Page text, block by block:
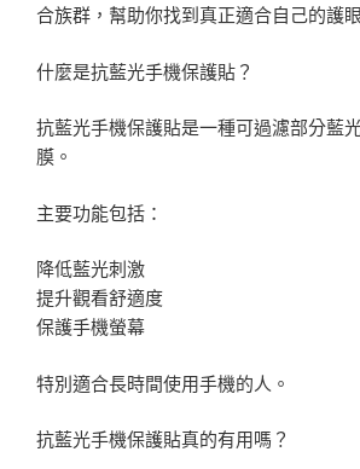
合族群，幫助你找到真正適合自己的護
什麼是抗藍光手機保護貼？
抗藍光手機保護貼是一種可過濾部分藍
膜。
主要功能包括：
降低藍光刺激
提升觀看舒適度
保護手機螢幕
特別適合長時間使用手機的人。
抗藍光手機保護貼真的有用嗎？